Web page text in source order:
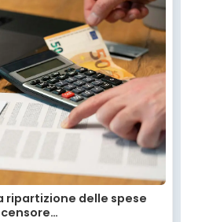
ripartizione delle spese